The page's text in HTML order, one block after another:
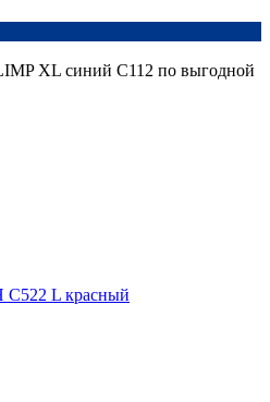
XL синий С112 по выгодной
L красный